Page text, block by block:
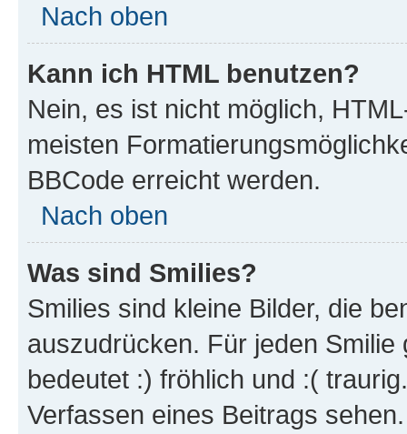
Nach oben
Kann ich HTML benutzen?
Nein, es ist nicht möglich,
meisten
BBCode erreicht werden.
Nach oben
Was sind Smilies?
Smilies sind kleine Bilder, die
auszudrücken. Für jeden
bedeutet :) fröhlich und :(
Verfassen eines Beitrags